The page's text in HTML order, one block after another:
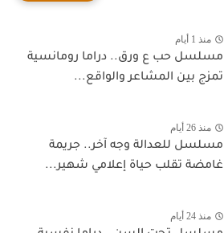
منذ 1 أيام
مسلسل حب ع ورق.. دراما رومانسية
تمزج بين المشاعر والواقع...
منذ 26 أيام
مسلسل للعدالة وجه آخر.. جريمة
غامضة تقلب حياة إعلامي شهير...
منذ 24 أيام